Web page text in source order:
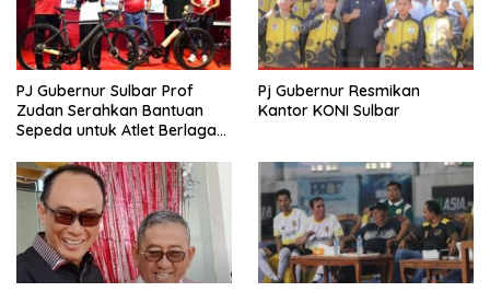
PJ Gubernur Sulbar Prof
Zudan Serahkan Bantuan
Sepeda untuk Atlet Berlaga
Pj Gubernur Resmikan
Kantor KONI Sulbar